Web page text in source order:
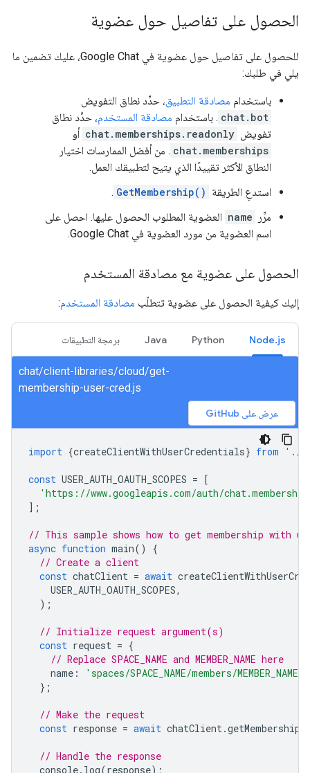
الحصول على تفاصيل حول عضوية
للحصول على تفاصيل حول عضوية في Google Chat، عليك تضمين ما
يلي في طلبك:
باستخدام مصادقة التطبيق، حدِّد نطاق التفويض
chat.bot . باستخدام مصادقة المستخدم، حدِّد نطاق
تفويض chat.memberships.readonly أو
chat.memberships . من أفضل الممارسات اختيار
النطاق الأكثر تقييدًا الذي يتيح لتطبيقك العمل.
استدعِ الطريقة GetMembership()
.
مرِّر
name العضوية المطلوب الحصول عليها. احصل على
اسم العضوية من مورد العضوية في Google Chat.
الحصول على عضوية مع مصادقة المستخدم
إليك كيفية الحصول على عضوية تتطلّب مصادقة المستخدم:
Node.js
Python
Java برمجة التطبيقات
chat/client-libraries/cloud/get-
membership-user-cred.js
عرض على GitHub
import {createClientWithUserCredentials} from './
const USER_AUTH_OAUTH_SCOPES = [
'https://www.googleapis.com/auth/
];
// This sample shows how to get membership with
async function main()
{
// Create a client
const chatClient = await
USER_AUTH_OAUTH_SCOPES,
);
// Initialize request argument(s)
const request = {
// Replace SPACE_NAME and MEMBER_NAME here
name : 'spaces/SPACE_NAME/members/MEMBER_NAME'
};
// Make the request
const response = await chatClient.getMembership
// Handle the response
console. log(response);